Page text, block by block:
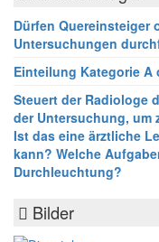
Dürfen Quereinsteiger
Untersuchungen
Einteilung Kategorie A
Steuert der Radiologe
der Untersuchung, um
Ist das eine ärztliche
kann? Welche
Durchleuchtung?
Bilder